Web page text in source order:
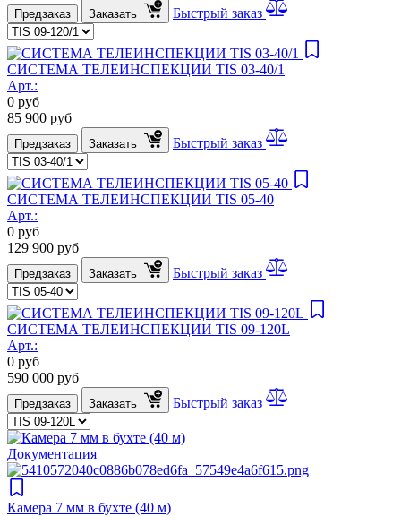
Предзаказ Заказать Быстрый заказ
СИСТЕМА ТЕЛЕИНСПЕКЦИИ TIS 03-40/1
Арт.:
0 руб
85 900 руб
Предзаказ Заказать Быстрый заказ
СИСТЕМА ТЕЛЕИНСПЕКЦИИ TIS 05-40
Арт.:
0 руб
129 900 руб
Предзаказ Заказать Быстрый заказ
СИСТЕМА ТЕЛЕИНСПЕКЦИИ TIS 09-120L
Арт.:
0 руб
590 000 руб
Предзаказ Заказать Быстрый заказ
Документация
Камера 7 мм в бухте (40 м)